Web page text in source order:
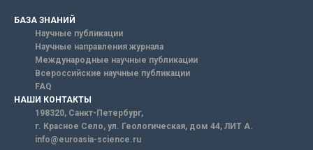
БАЗА ЗНАНИЙ
Научные публикации
Научные направления журнала
Международные научные публикации
Всероссийские научные публикации
FAQ
НАШИ КОНТАКТЫ
198320, Санкт-Петербург,
г. Красное Село, ул. Геологическая, дом 44, ЛИТ А.
info@euroasia-science.ru